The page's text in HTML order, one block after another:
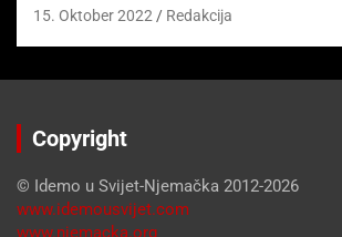
15. Oktober 2022 Redakcija
Copyright
© Idemo u Svijet-Njemačka 2012-2026
www.idemousvijet.com
www.njemacka.org